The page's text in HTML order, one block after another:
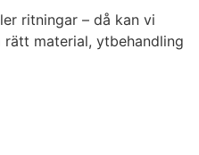
ritningar – då kan vi
material, ytbehandling